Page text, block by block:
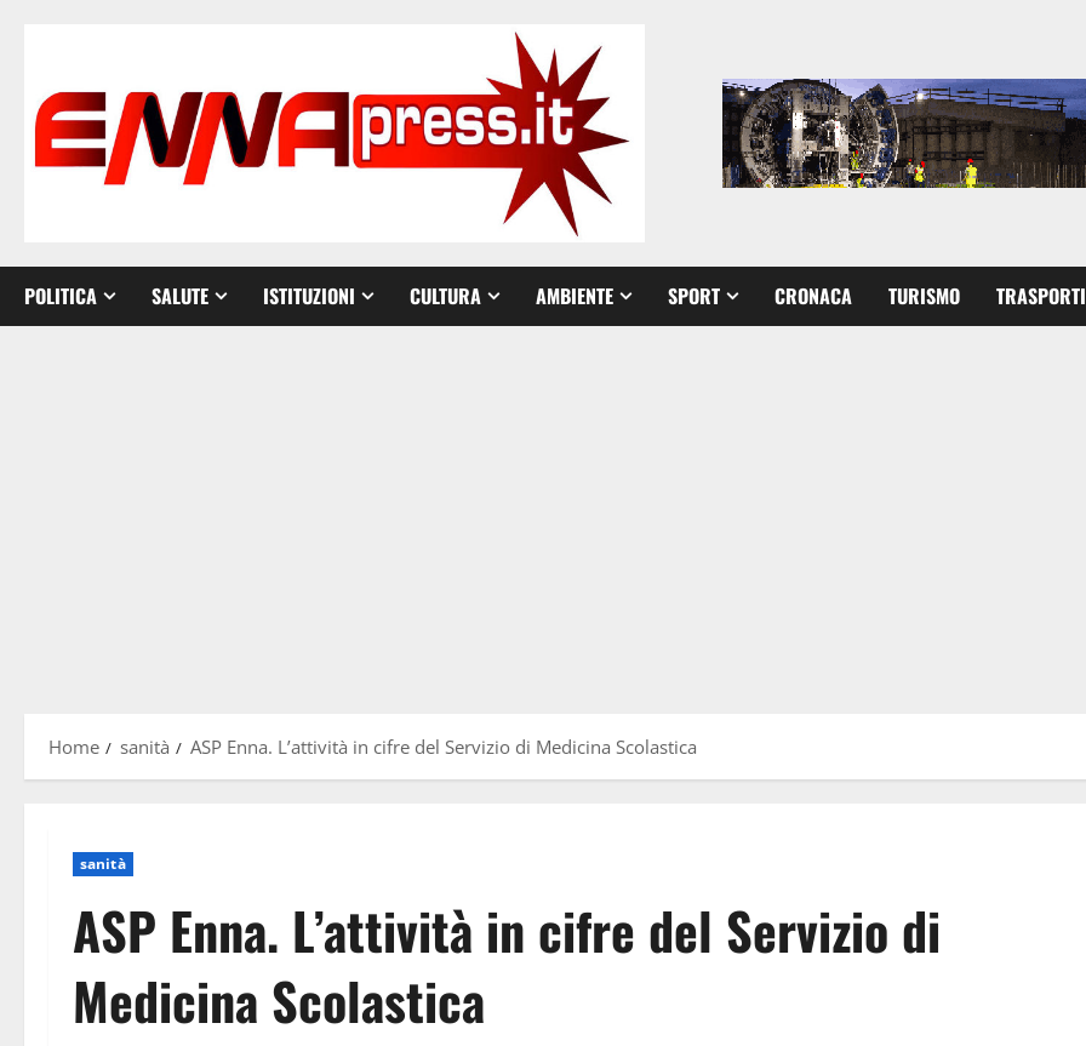
POLITICA SALUTE ISTITUZIONI CULTURA AMBIENTE SPORT CRONACA TURISMO TRASPORTI
Home sanità ASP Enna. L’attività in cifre del Servizio di Medicina Scolastica
sanità
ASP Enna. L’attività in cifre del Servizio di
Medicina Scolastica